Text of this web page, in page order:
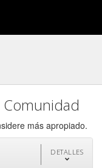
más apropiado.
DETALLES